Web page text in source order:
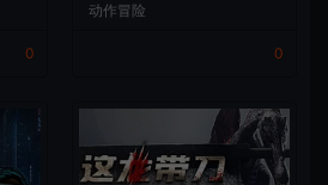
0
动作冒险
0